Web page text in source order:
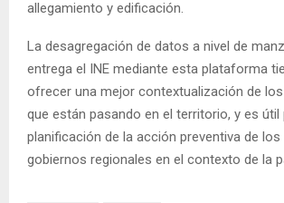
allegamiento y edificación.
La desagregación de datos a nivel de
entrega el INE mediante esta plataforma
ofrecer una mejor contextualización de
que están pasando en el territorio, y es útil
planificación de la acción preventiva de
gobiernos regionales en el contexto de la